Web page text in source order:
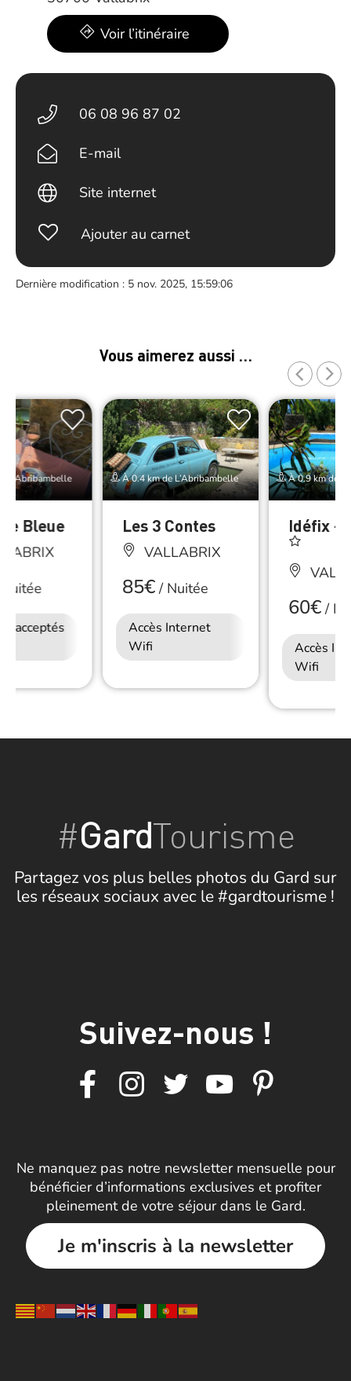
Voir l’itinéraire
06 08 96 87 02
E-mail
Site internet
Ajouter au carnet
Dernière modification : 5 nov. 2025, 15:59:06
Vous aimerez aussi …
L’Abribambelle
Bleue
acceptés
Accès Internet
À 0.4 km de L’Abribambelle
Les 3 Contes
VALLABRIX
85€/Nuitée
Accès Internet
Wifi
À 0.9 km de
Idéfix –
60€/
Accès
Wifi
#GardTourisme
Partagez vos plus belles photos du Gard sur
les réseaux sociaux avec le #gardtourisme !
Suivez-nous !
Ne manquez pas notre newsletter mensuelle pour
bénéficier d’informations exclusives et profiter
pleinement de votre séjour dans le Gard.
Je m'inscris à la newsletter